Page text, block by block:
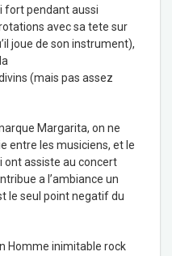
fort pendant aussi
avec sa tete sur
joue de son instrument),
(mais pas assez
Margarita, on ne
entre les musiciens, et le
ont assiste au concert
a l’ambiance un
le seul point negatif du
Homme inimitable rock